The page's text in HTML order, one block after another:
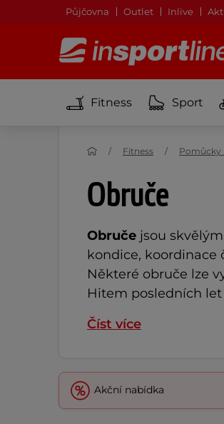
Půjčovna Outlet Inlive
Fitness Sport
Obruče
Obruče jsou
kondice, koordinace
Některé obruče lze
Hitem posledních
Číst více
Fitness Pomůcky
Akční nabídka